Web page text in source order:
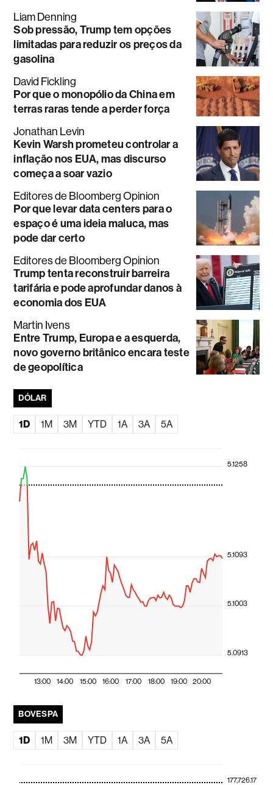
Liam Denning
Sob pressão, Trump tem opções
limitadas para reduzir os preços da
gasolina
David Fickling
Por que o monopólio da China em
terras raras tende a perder força
Jonathan Levin
Kevin Warsh prometeu controlar a
inflação nos EUA, mas discurso
começa a soar vazio
Editores de Bloomberg Opinion
Por que levar data centers para o
espaço é uma ideia maluca, mas
pode dar certo
Editores de Bloomberg Opinion
Trump tenta reconstruir barreira
tarifária e pode aprofundar danos à
economia dos EUA
Martin Ivens
Entre Trump, Europa e a esquerda,
novo governo britânico encara teste
de geopolítica
DÓLAR
1D 1M 3M YTD 1A 3A 5A
13:00 14:00 15:00 16:00 17:00 18:00 19:00 20:00
5.0913
5.1003
5.1093
5.1258
BOVESPA
1D 1M 3M YTD 1A 3A 5A
177,726.17